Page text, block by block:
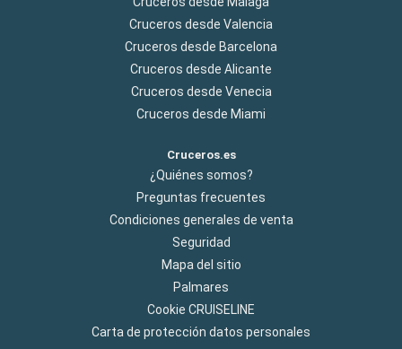
Cruceros desde Valencia
Cruceros desde Barcelona
Cruceros desde Alicante
Cruceros desde Venecia
Cruceros desde Miami
Cruceros.es
¿Quiénes somos?
Preguntas frecuentes
Condiciones generales de venta
Seguridad
Mapa del sitio
Palmares
Cookie CRUISELINE
Carta de protección datos personales